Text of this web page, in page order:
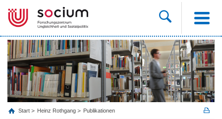
Start Heinz Rothgang Publikationen